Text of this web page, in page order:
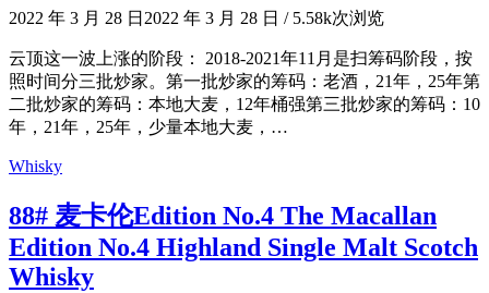
2022 年 3 月 28 日 2022 年 3 月 28 日 /5.58k次浏览
云顶这一波上涨的阶段： 2018-2021年11月是扫筹码阶段，按
照时间分三批炒家。第一批炒家的筹码：老酒，21年，25年第
二批炒家的筹码：本地大麦，12年桶强第三批炒家的筹码：10
年，21年，25年，少量本地大麦，…
Whisky
88# 麦卡伦Edition No.4 The Macallan
Edition No.4 Highland Single Malt Scotch
Whisky